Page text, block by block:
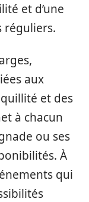
et d’une
réguliers.
aux
et des
à chacun
ou ses
À
qui